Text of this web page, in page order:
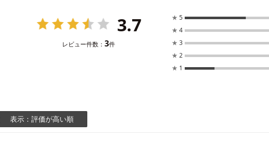
3.7
レビュー件数： 3件
★ 5
★ 4
★ 3
★ 2
★ 1
表示：評価が高い順